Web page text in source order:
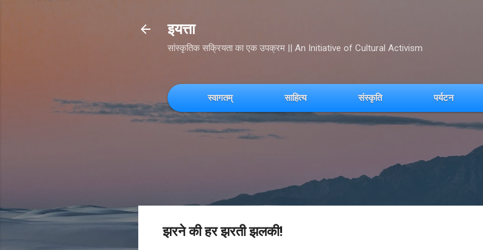
इयत्ता
सांस्कृतिक सक्रियता का एक उपक्रम || An Initiative of Cultural Activism
स्वागतम् साहित्य संस्कृति पर्यटन
झरने की हर झरती झलकी!